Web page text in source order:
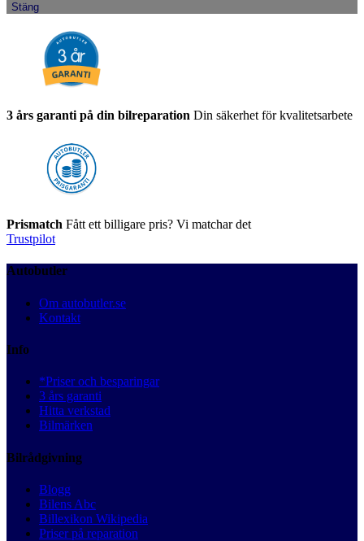
Stäng
3 års garanti på din bilreparation Din säkerhet för kvalitetsarbete
Prismatch Fått ett billigare pris? Vi matchar det
Trustpilot
Autobutler
Om autobutler.se
Kontakt
Info
*Priser och besparingar
3 års garanti
Hitta verkstad
Bilmärken
Bilrådgivning
Blogg
Bilens Abc
Billexikon Wikipedia
Priser på reparation